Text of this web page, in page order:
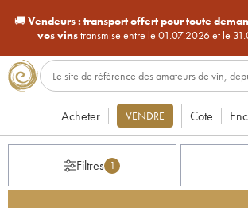
🚚Vendeurs : transport offert pour toute
vos vinstransmise entre le 01.07.2026 et le
Acheter VENDRE Cote
Filtres 1